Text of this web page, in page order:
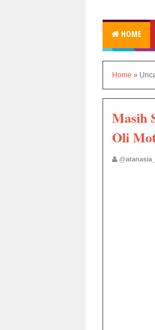
HOME
Home »
Masih
Oli